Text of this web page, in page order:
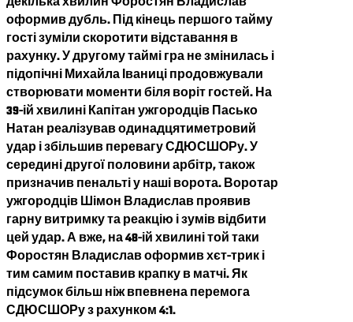
оформив дубль. Під кінець першого тайму
гості зуміли скоротити відставання в
рахунку. У другому таймі гра не змінилась і
підопічні Михайла Іваниці продовжували
створювати моменти біля воріт гостей. На
39-ій хвилині Капітан ужгородців Пасько
Натан реалізував одинадцятиметровий
удар і збільшив перевагу СДЮСШОРу. У
середині другої половини арбітр, також
призначив пенальті у наші ворота. Воротар
ужгородців Шімон Владислав проявив
гарну витримку та реакцію і зумів відбити
цей удар. А вже, на 48-ій хвилині той таки
Форостян Владислав оформив хєт-трик і
тим самим поставив крапку в матчі. Як
підсумок більш ніж впевнена перемога
СДЮСШОРу з рахунком 4:1.